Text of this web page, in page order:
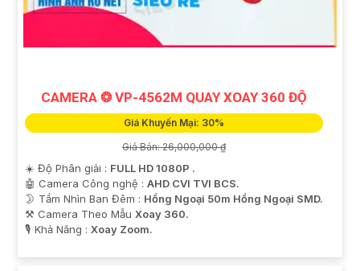
CAMERA ❂ VP-4562M QUAY XOAY 360 ĐỘ
Giá Khuyến Mại: 30%
Giá Bán: 26,000,000 ₫
☀️ Độ Phân giải : FULL HD 1080P .
🤖️ Camera Công nghệ : AHD CVI TVI BCS.
🌛 Tầm Nhìn Ban Đêm : Hồng Ngoại 50m Hồng Ngoại SMD.
⚒ Camera Theo Mẫu Xoay 360.
️🎙 Khả Năng : Xoay Zoom.